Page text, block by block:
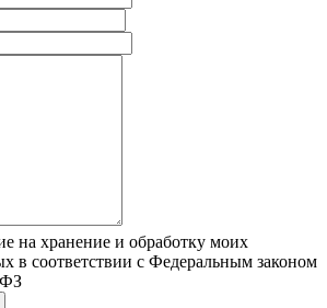
на хранение и обработку моих
в соответствии с Федеральным законом
ФЗ